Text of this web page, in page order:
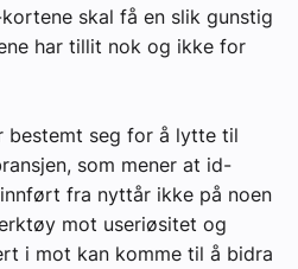
skal få en slik gunstig
har tillit nok og ikke for
bestemt seg for å lytte til
som mener at id-
fra nyttår ikke på noen
mot useriøsitet og
i mot kan komme til å bidra